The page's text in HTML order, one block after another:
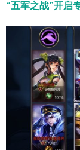
“五军之战”开启